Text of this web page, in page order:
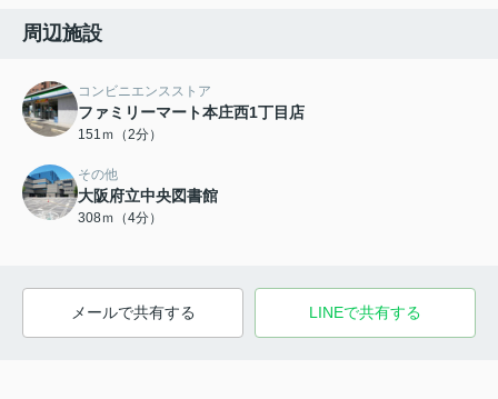
周辺施設
コンビニエンスストア
ファミリーマート本庄西1丁目店
151ｍ（2分）
その他
大阪府立中央図書館
308ｍ（4分）
メールで共有する LINEで共有する